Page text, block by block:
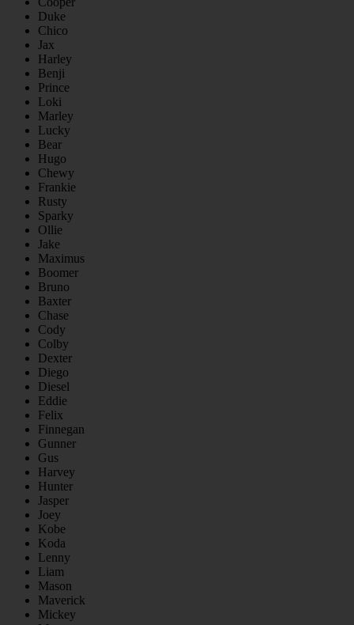
Duke
Chico
Jax
Harley
Benji
Prince
Loki
Marley
Lucky
Bear
Hugo
Chewy
Frankie
Rusty
Sparky
Ollie
Jake
Maximus
Boomer
Bruno
Baxter
Chase
Cody
Colby
Dexter
Diego
Diesel
Eddie
Felix
Finnegan
Gunner
Gus
Harvey
Hunter
Jasper
Joey
Kobe
Koda
Lenny
Liam
Mason
Maverick
Mickey